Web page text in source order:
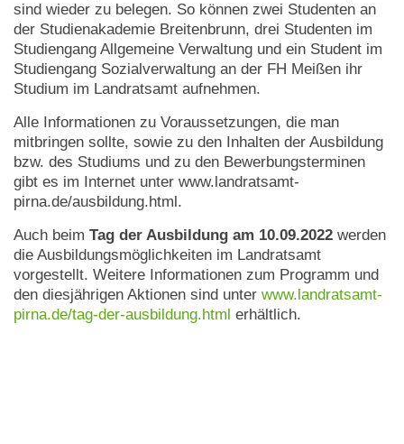
sind wieder zu belegen. So können zwei Studenten an
der Studienakademie Breitenbrunn, drei Studenten im
Studiengang Allgemeine Verwaltung und ein Student im
Studiengang Sozialverwaltung an der FH Meißen ihr
Studium im Landratsamt aufnehmen.
Alle Informationen zu Voraussetzungen, die man
mitbringen sollte, sowie zu den Inhalten der Ausbildung
bzw. des Studiums und zu den Bewerbungsterminen
gibt es im Internet unter www.landratsamt-
pirna.de/ausbildung.html.
Auch beim Tag der Ausbildung am 10.09.2022 werden
die Ausbildungsmöglichkeiten im Landratsamt
vorgestellt. Weitere Informationen zum Programm und
den diesjährigen Aktionen sind unter www.landratsamt-
pirna.de/tag-der-ausbildung.html erhältlich.